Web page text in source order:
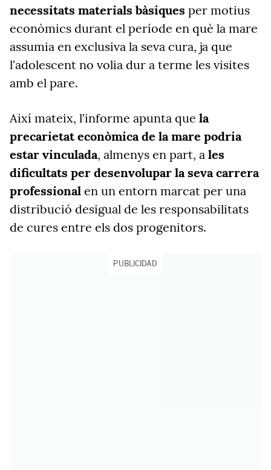
necessitats materials bàsiques per motius
econòmics durant el període en què la mare
assumia en exclusiva la seva cura, ja que
l'adolescent no volia dur a terme les visites
amb el pare.
Així mateix, l'informe apunta que la
precarietat econòmica de la mare podria
estar vinculada, almenys en part, a les
dificultats per desenvolupar la seva carrera
professional en un entorn marcat per una
distribució desigual de les responsabilitats
de cures entre els dos progenitors.
PUBLICIDAD